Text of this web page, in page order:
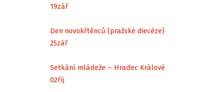
19zář
Den novokřtěnců (pražské diecéze)
25zář
Setkání mládeže – Hradec Králové
02říj